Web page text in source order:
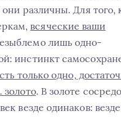
различны. Для того,
всяческие ваши
лишь одно-
инстинкт
только одно,
золото. В золоте
везде одинаков: